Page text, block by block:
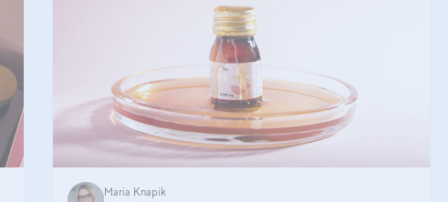
Maria Knapik